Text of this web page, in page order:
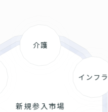
新規参入市場
介護
インフラ